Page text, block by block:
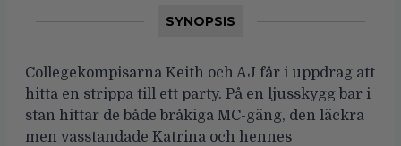
SYNOPSIS
Collegekompisarna Keith och AJ får i uppdrag att
hitta en strippa till ett party. På en ljusskygg bar i
stan hittar de både bråkiga MC-gäng, den läckra
men vasstandade Katrina och hennes